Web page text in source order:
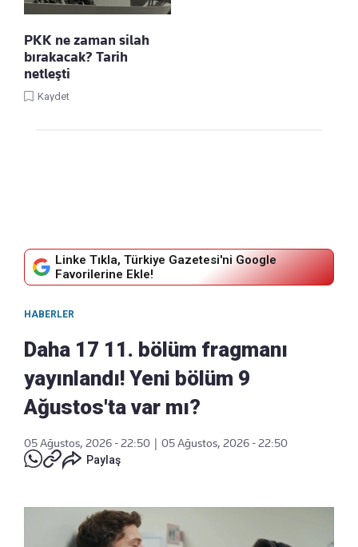
PKK ne zaman silah
bırakacak? Tarih
netleşti
Kaydet
Linke Tıkla, Türkiye Gazetesi'ni Google
Favorilerine Ekle!
HABERLER
Daha 17 11. bölüm fragmanı
yayınlandı! Yeni bölüm 9
Ağustos'ta var mı?
05 Ağustos, 2026 - 22:50
05 Ağustos, 2026 - 22:50
Paylaş